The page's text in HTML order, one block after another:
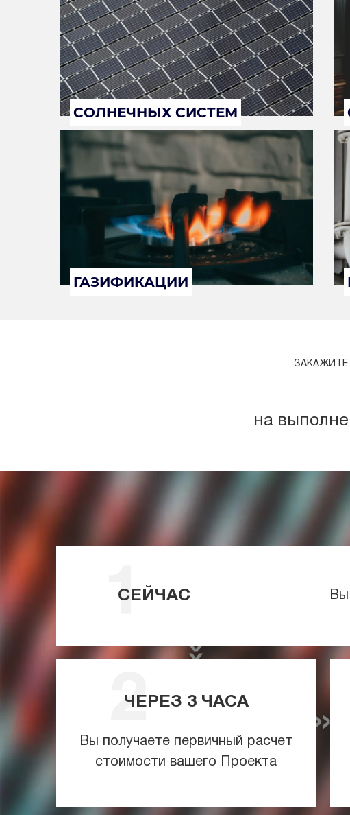
СОЛНЕЧНЫХ СИСТЕМ
ГАЗИФИКАЦИИ
на
СЕЙЧАС Вы
ЧЕРЕЗ 3ЧАСА
Вы получаете первичный расчет
стоимости вашего Проекта